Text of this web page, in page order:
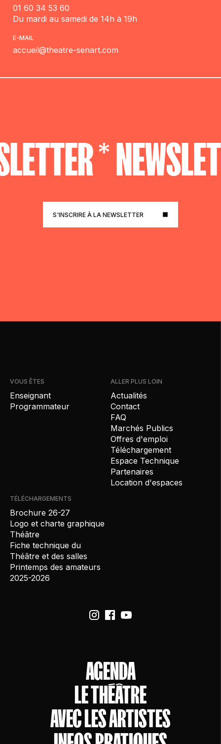
01 60 34 53 60
Du mardi au samedi de 14h à 19h
E-MAIL
accueil@theatre-senart.com
*
S'INSCRIRE À LA NEWSLETTER
VOUS ÊTES
Enseignant
Programmateur
ALLER PLUS LOIN
Actualités
Contact
FAQ
Marchés Publics
Offres d'emploi
Téléchargement
Espace Technique
Partenaires
Location d'espaces
TÉLÉCHARGEMENTS
Brochure 26-27
Logo et charte graphique
Théâtre
Fiche technique du
Théâtre et des salles
Printemps des amateurs
2025-2026
AGENDA
LE THÉÂTRE
AVEC LES ARTISTES